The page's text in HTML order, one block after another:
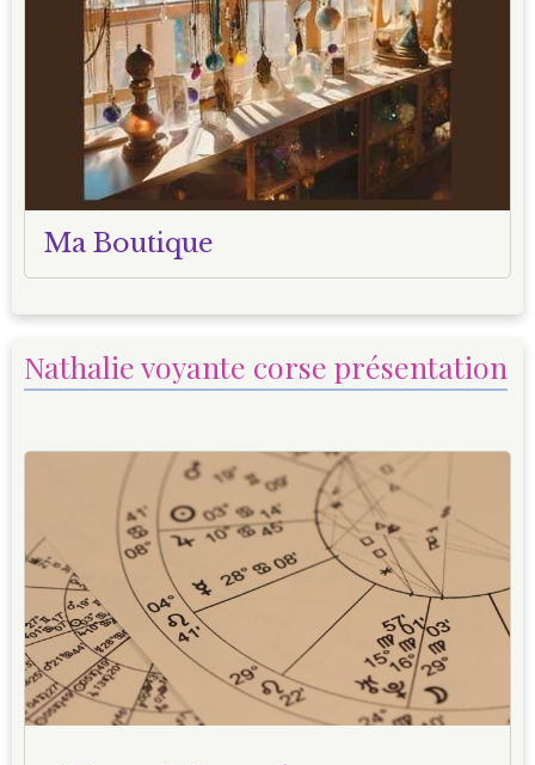
Ma Boutique
Nathalie voyante corse présentation